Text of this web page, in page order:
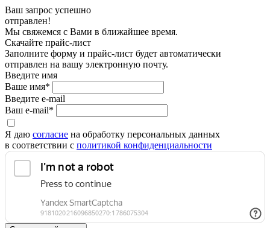
Ваш запрос успешно
отправлен!
Мы свяжемся с Вами в ближайшее время.
Скачайте прайс-лист
Заполните форму и прайс-лист будет автоматически
отправлен на вашу электронную почту.
Введите имя
Ваше имя*
Введите e-mail
Ваш e-mail*
Я даю согласие на обработку персональных данных
в соответствии с политикой конфиденциальности